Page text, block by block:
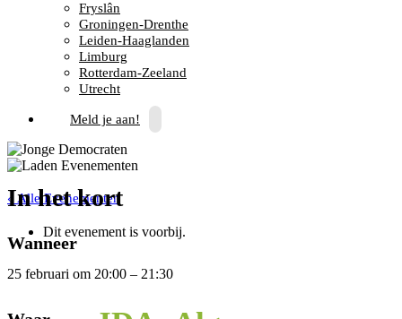
Fryslân
Groningen-Drenthe
Leiden-Haaglanden
Limburg
Rotterdam-Zeeland
Utrecht
Meld je aan!
« Alle Evenementen
Dit evenement is voorbij.
In het kort
Wanneer
25 februari om 20:00 – 21:30